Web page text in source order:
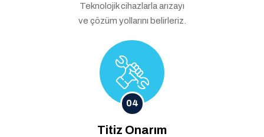
Teknolojik cihazlarla arızayı
ve çözüm yollarını belirleriz.
04
Titiz Onarım